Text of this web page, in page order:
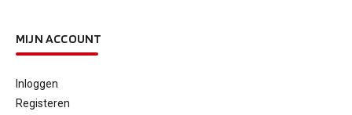
MIJN ACCOUNT
Inloggen
Registeren